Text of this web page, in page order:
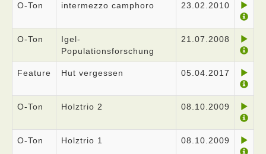
O-Ton intermezzo camphoro 23.02.2010
O-Ton
Igel-
Populationsforschung
21.07.2008
Feature Hut vergessen 05.04.2017
O-Ton Holztrio 2 08.10.2009
O-Ton Holztrio 1 08.10.2009